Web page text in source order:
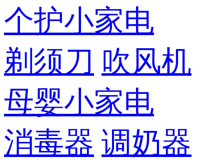
个护小家电
剃须刀 吹风机
母婴小家电
消毒器 调奶器